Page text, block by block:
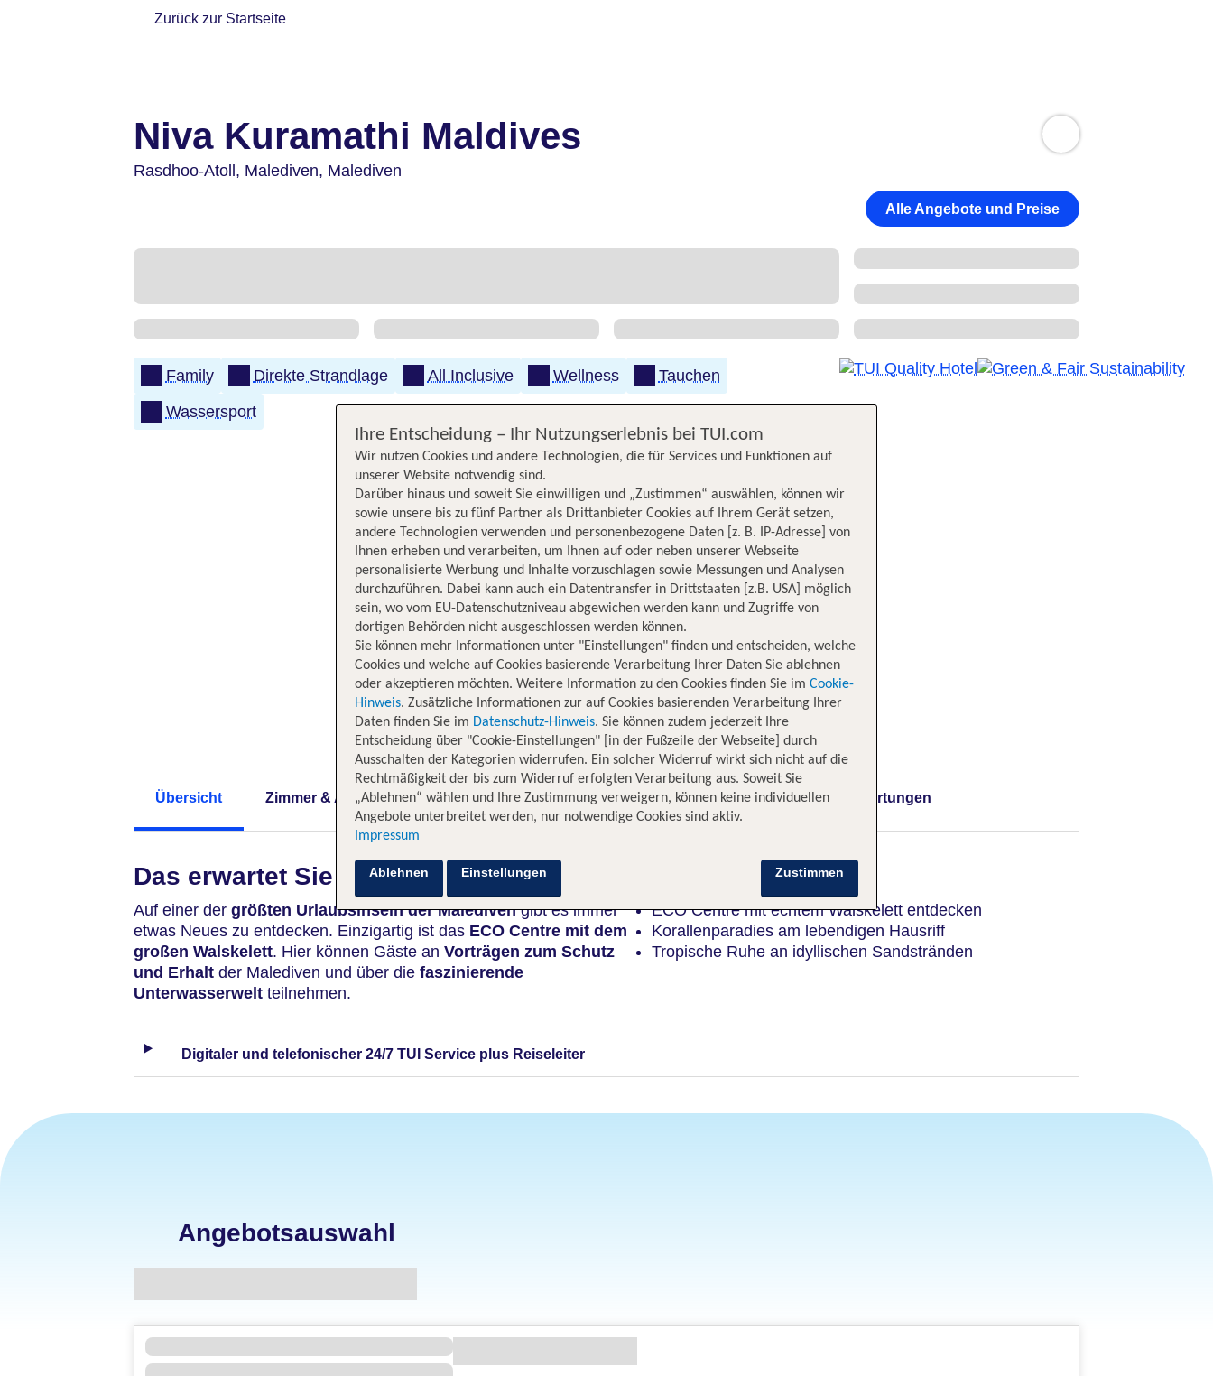
Zurück zur Startseite
Niva Kuramathi Maldives
Rasdhoo-Atoll, Malediven, Malediven
Alle Angebote und Preise
Family Direkte Strandlage All Inclusive Wellness
Tauchen
Wassersport
Übersicht Zimmer & Angebote Hotelinformationen Nachhaltigkeit Lage Bewertungen
Das erwartet Sie
Auf einer der größten Urlaubsinseln der Maledivengibt es immer
etwas Neues zu entdecken. Einzigartig ist das ECO Centre mit dem
großen Walskelett. Hier können Gäste an Vorträgen zum Schutz
und Erhalt der Malediven und über die faszinierende
Unterwasserwelt teilnehmen.
ECO Centre mit echtem Walskelett entdecken
Korallenparadies am lebendigen Hausriff
Tropische Ruhe an idyllischen Sandstränden
Digitaler und telefonischer 24/7 TUI Service plus Reiseleiter
Angebotsauswahl
Ihre Entscheidung – Ihr Nutzungserlebnis bei TUI.com
Wir nutzen Cookies und andere Technologien, die für Services und Funktionen auf
unserer Website notwendig sind.
Darüber hinaus und soweit Sie einwilligen und „Zustimmen“ auswählen, können wir
sowie unsere bis zu fünf Partner als Drittanbieter Cookies auf Ihrem Gerät setzen,
andere Technologien verwenden und personenbezogene Daten [z. B. IP-Adresse] von
Ihnen erheben und verarbeiten, um Ihnen auf oder neben unserer Webseite
personalisierte Werbung und Inhalte vorzuschlagen sowie Messungen und Analysen
durchzuführen. Dabei kann auch ein Datentransfer in Drittstaaten [z.B. USA] möglich
sein, wo vom EU-Datenschutzniveau abgewichen werden kann und Zugriffe von
dortigen Behörden nicht ausgeschlossen werden können.
Sie können mehr Informationen unter "Einstellungen" finden und entscheiden, welche
Cookies und welche auf Cookies basierende Verarbeitung Ihrer Daten Sie ablehnen
oder akzeptieren möchten. Weitere Information zu den Cookies finden Sie im Cookie-
Hinweis. Zusätzliche Informationen zur auf Cookies basierenden Verarbeitung Ihrer
Daten finden Sie im Datenschutz-Hinweis. Sie können zudem jederzeit Ihre
Entscheidung über "Cookie-Einstellungen" [in der Fußzeile der Webseite] durch
Ausschalten der Kategorien widerrufen. Ein solcher Widerruf wirkt sich nicht auf die
Rechtmäßigkeit der bis zum Widerruf erfolgten Verarbeitung aus. Soweit Sie
„Ablehnen“ wählen und Ihre Zustimmung verweigern, können keine individuellen
Angebote unterbreitet werden, nur notwendige Cookies sind aktiv.
Impressum
Zustimmen
Ablehnen Einstellungen